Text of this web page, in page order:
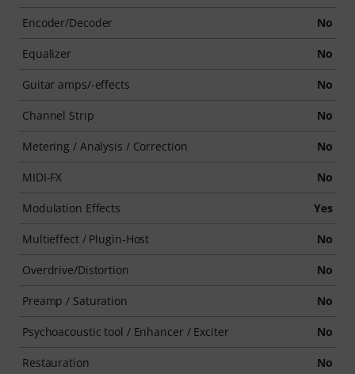
Encoder/Decoder No
Equalizer No
Guitar amps/-effects No
Channel Strip No
Metering / Analysis / Correction No
MIDI-FX No
Modulation Effects Yes
Multieffect / Plugin-Host No
Overdrive/Distortion No
Preamp / Saturation No
Psychoacoustic tool / Enhancer / Exciter No
Restauration No